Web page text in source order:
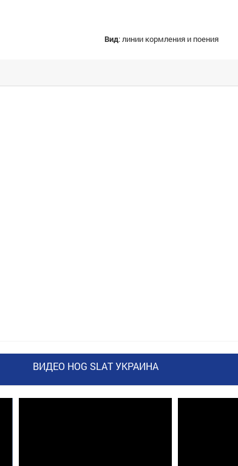
Вид:линии кормления и поения
ВИДЕО HOG SLAT УКРАИНА